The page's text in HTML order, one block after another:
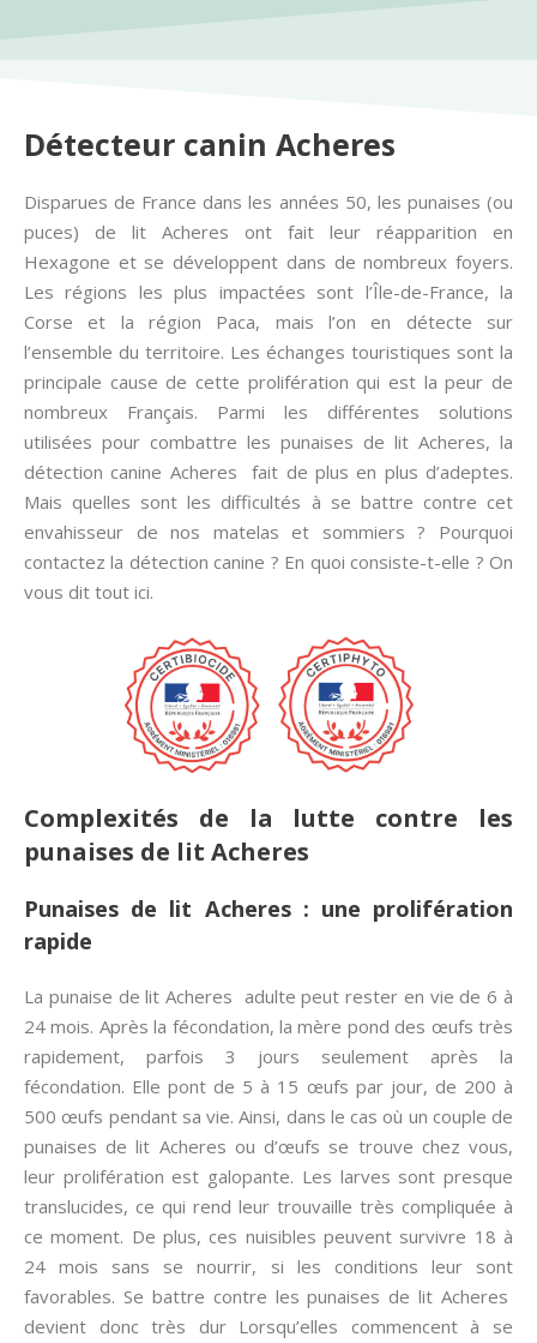
Détecteur canin Acheres
Disparues de France dans les années 50, les punaises (ou
puces) de lit Acheres ont fait leur réapparition en
Hexagone et se développent dans de nombreux foyers.
Les régions les plus impactées sont l’Île-de-France, la
Corse et la région Paca, mais l’on en détecte sur
l’ensemble du territoire. Les échanges touristiques sont la
principale cause de cette prolifération qui est la peur de
nombreux Français. Parmi les différentes solutions
utilisées pour combattre les punaises de lit Acheres, la
détection canine Acheres fait de plus en plus d’adeptes.
Mais quelles sont les difficultés à se battre contre cet
envahisseur de nos matelas et sommiers ? Pourquoi
contactez la détection canine ? En quoi consiste-t-elle ? On
vous dit tout ici.
Complexités de la lutte contre les
punaises de lit Acheres
Punaises de lit Acheres : une prolifération
rapide
La punaise de lit Acheres adulte peut rester en vie de 6 à
24 mois. Après la fécondation, la mère pond des œufs très
rapidement, parfois 3 jours seulement après la
fécondation. Elle pont de 5 à 15 œufs par jour, de 200 à
500 œufs pendant sa vie. Ainsi, dans le cas où un couple de
punaises de lit Acheres ou d’œufs se trouve chez vous,
leur prolifération est galopante. Les larves sont presque
translucides, ce qui rend leur trouvaille très compliquée à
ce moment. De plus, ces nuisibles peuvent survivre 18 à
24 mois sans se nourrir, si les conditions leur sont
favorables. Se battre contre les punaises de lit Acheres
devient donc très dur Lorsqu’elles commencent à se